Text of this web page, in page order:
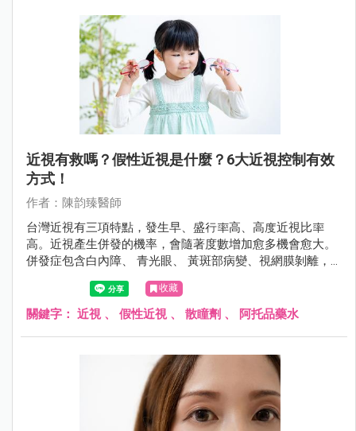
近視有救嗎？假性近視是什麼？6大近視控制有效
方式！
作者：陳韵臻醫師
台灣近視有三項特點，發生早、盛行率高、高度近視比率
高。近視產生併發的機率，會隨著度數增加愈多機會愈大。
併發症包含白內障、 青光眼、 黃斑部病變、視網膜剝離，
甚至導致失明。
收藏
關鍵字： 近視 、 假性近視 、 散瞳劑 、 阿托品藥水